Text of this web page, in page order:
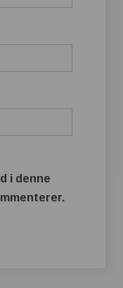
i denne